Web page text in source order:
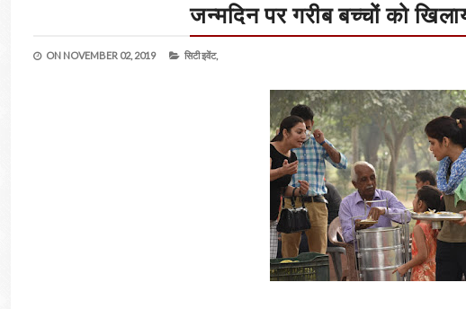
जन्मदिन पर गरीब बच्चों को
ON NOVEMBER 02, 2019 सिटी इवेंट,